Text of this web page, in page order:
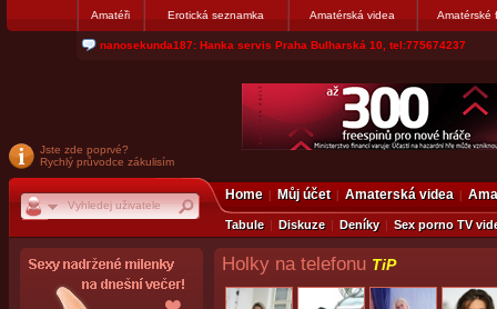
Amatéři Erotická seznamka Amatérská videa Amatérské
jjoseff: Najde se par, ktery nekdy přemýšlel o divákovi. Napiste
Jste zde poprvé?
Rychlý průvodce zákulisím
Home Můj účet Amaterská videa
Tabule Diskuze Deníky Sex porno TV
Holky na telefonu TiP